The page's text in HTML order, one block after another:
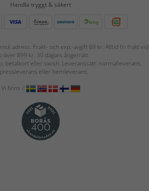
Handla tryggt & säkert
adress. Frakt- och exp.-avgift 69 kr. Alltid fri frakt vid
över 899 kr. 30 dagars ångerrätt.
betalkort eller swish. Leveranssätt: normalleverans,
eller hemleverans.
Vi finns i: